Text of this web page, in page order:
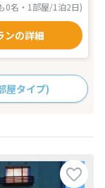
0名・1部屋/1泊2日)
ンの詳細
屋タイプ)